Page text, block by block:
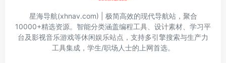
星海导航(xhnav.com) | 极简高效的现代导航站，聚合
10000+精选资源。智能分类涵盖编程工具、设计素材、学习平
台及影视音乐游戏等休闲娱乐站点，支持多引擎搜索与生产力
工具集成，学生/职场人士的上网首选。